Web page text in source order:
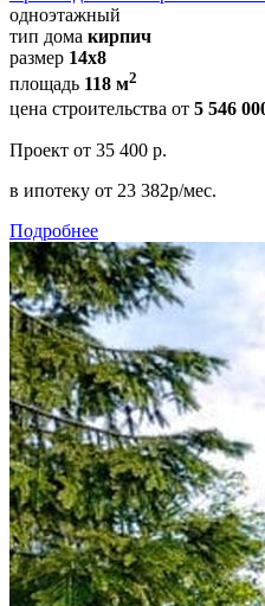
одноэтажный
тип дома кирпич
размер 14x8
площадь 118 м2
цена строительства от 5 546
Проект от 35 400 р.
в ипотеку от 23 382р/мес.
Подробнее